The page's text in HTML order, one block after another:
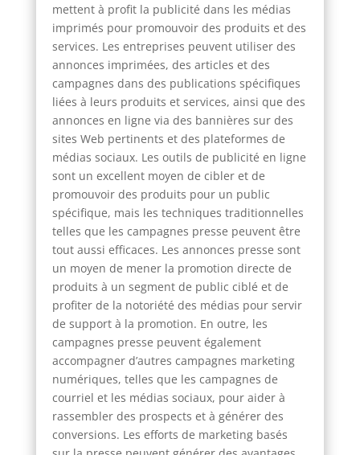
mettent à profit la publicité dans les médias
imprimés pour promouvoir des produits et des
services. Les entreprises peuvent utiliser des
annonces imprimées, des articles et des
campagnes dans des publications spécifiques
liées à leurs produits et services, ainsi que des
annonces en ligne via des bannières sur des
sites Web pertinents et des plateformes de
médias sociaux. Les outils de publicité en ligne
sont un excellent moyen de cibler et de
promouvoir des produits pour un public
spécifique, mais les techniques traditionnelles
telles que les campagnes presse peuvent être
tout aussi efficaces. Les annonces presse sont
un moyen de mener la promotion directe de
produits à un segment de public ciblé et de
profiter de la notoriété des médias pour servir
de support à la promotion. En outre, les
campagnes presse peuvent également
accompagner d’autres campagnes marketing
numériques, telles que les campagnes de
courriel et les médias sociaux, pour aider à
rassembler des prospects et à générer des
conversions. Les efforts de marketing basés